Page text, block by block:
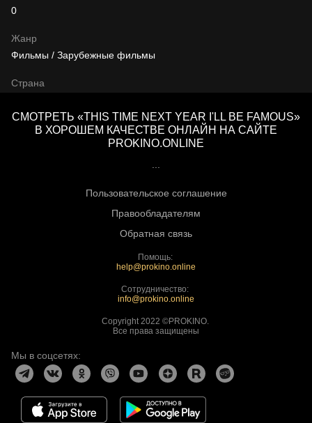
Жанр
Фильмы / Зарубежные фильмы
Страна
0
СМОТРЕТЬ «THIS TIME NEXT YEAR I'LL BE FAMOUS»
В ХОРОШЕМ КАЧЕСТВЕ ОНЛАЙН НА САЙТЕ
PROKINO.ONLINE
...
Пользовательское соглашение
Правообладателям
Обратная связь
Помощь:
help@prokino.online
Сотрудничество:
info@prokino.online
Copyright 2022 ©PROKINO.
Все права защищены
Мы в соцсетях: